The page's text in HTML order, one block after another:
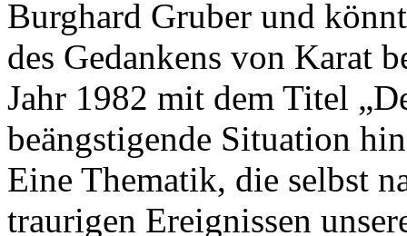
Burghard Gruber und
des Gedankens von Karat
Jahr 1982 mit dem Titel
beängstigende Situation
Eine Thematik, die selbst
traurigen Ereignissen